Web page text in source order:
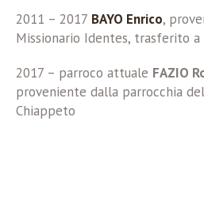
2011 – 2017 BAYO Enrico,
Missionario Identes, trasferito a
2017 – parroco attuale FAZIO
proveniente dalla parrocchia
Chiappeto